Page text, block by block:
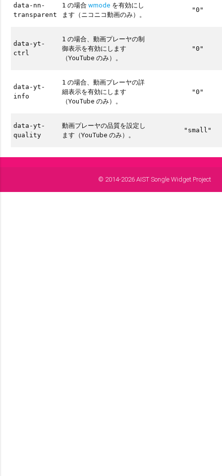
data-nn-
transparent
1 の場合wmode を有効にし
ます（ニコニコ動画のみ）。
"0"
data-yt-
ctrl
1 の場合、動画プレーヤの制
御表示を有効にします
（YouTube のみ）。
"0"
data-yt-
info
1 の場合、動画プレーヤの詳
細表示を有効にします
（YouTube のみ）。
"0"
data-yt-
quality
動画プレーヤの品質を設定し
ます（YouTube のみ）。
"small"
© 2014-2026 AIST Songle Widget Project